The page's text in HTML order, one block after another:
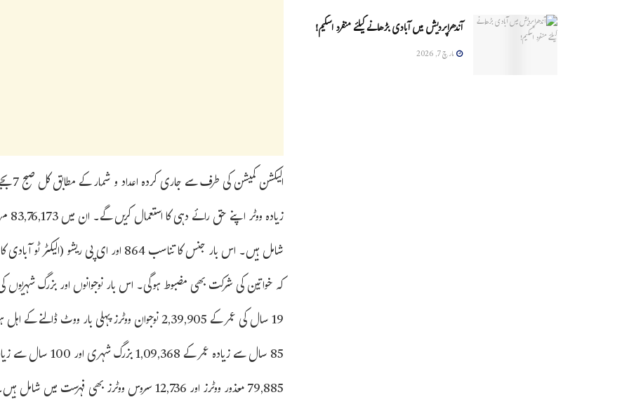
19 سال کی عمر کے 2,39,905 نوجوان ووٹرز پہلی
79,885 معذور ووٹرز اور 12,736 سروس ووٹرز بھی فہرست میں شامل ہیں۔
آندھراپردیش میں آبادی بڑھانے کیلئے منفرد اسکیم!
مارچ 7, 2026